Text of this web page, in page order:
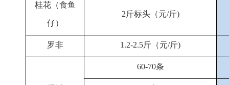
桂花（食鱼
仔）
2斤标头（元/斤)
罗非 1.2-2.5斤（元/斤)
60-70条